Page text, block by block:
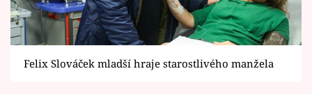
Sledujte prima+
Filmový festival Karlovy Vary
Felix Slováček mladší hraje starostlivého manžela